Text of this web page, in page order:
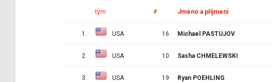
tým # Jméno a příjmení
1. USA 16 Michael PASTUJOV
2. USA 10 Sasha CHMELEWSKI
3. USA 19 Ryan POEHLING